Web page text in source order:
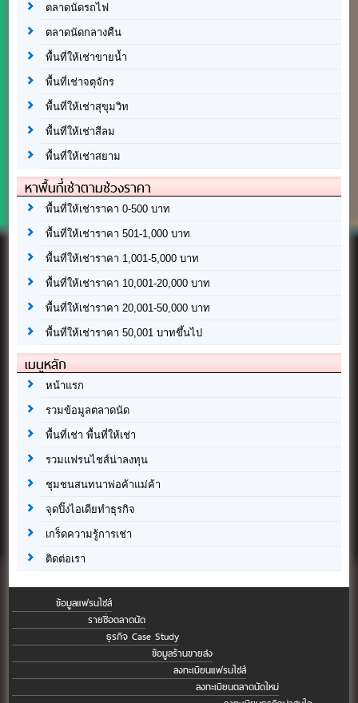
ตลาดนัดรถไฟ
ตลาดนัดกลางคืน
พื้นที่ให้เช่าขายน้ำ
พื้นที่เช่าจตุจักร
พื้นที่ให้เช่าสุขุมวิท
พื้นที่ให้เช่าสีลม
พื้นที่ให้เช่าสยาม
หาพื้นที่เช่าตามช่วงราคา
พื้นที่ให้เช่าราคา 0-500 บาท
พื้นที่ให้เช่าราคา 501-1,000 บาท
พื้นที่ให้เช่าราคา 1,001-5,000 บาท
พื้นที่ให้เช่าราคา 10,001-20,000 บาท
พื้นที่ให้เช่าราคา 20,001-50,000 บาท
พื้นที่ให้เช่าราคา 50,001 บาทขึ้นไป
เมนูหลัก
หน้าแรก
รวมข้อมูลตลาดนัด
พื้นที่เช่า พื้นที่ให้เช่า
รวมแฟรนไชส์น่าลงทุน
ชุมชนสนทนาพ่อค้าแม่ค้า
จุดปิ๊งไอเดียทำธุรกิจ
เกร็ดความรู้การเช่า
ติดต่อเรา
ข้อมูลแฟรนไชส์
รายชื่อตลาดนัด
ธุรกิจ Case Study
ข้อมูลร้านขายส่ง
ลงทะเบียนแฟรนไชส์
ลงทะเบียนตลาดนัดใหม่